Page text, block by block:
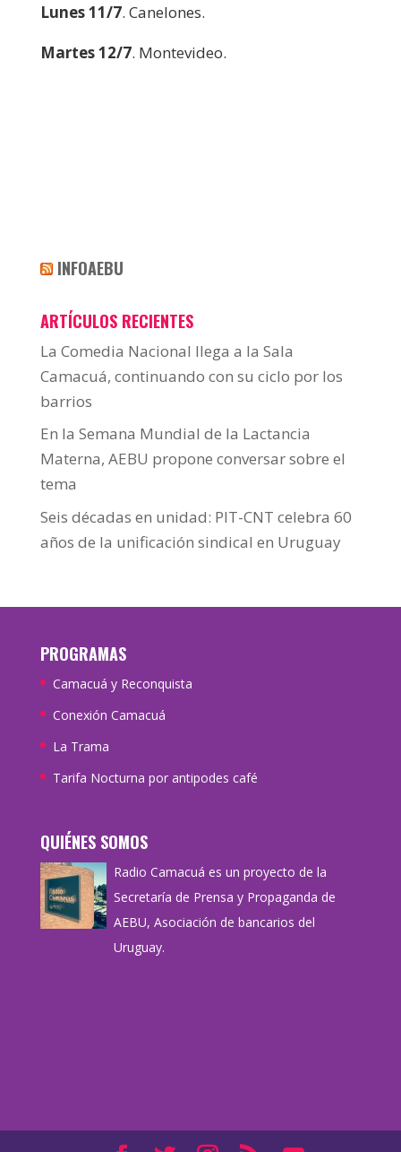
Lunes 11/7. Canelones.
Martes 12/7. Montevideo.
INFOAEBU
ARTÍCULOS RECIENTES
La Comedia Nacional llega a la Sala
Camacuá, continuando con su ciclo por los
barrios
En la Semana Mundial de la Lactancia
Materna, AEBU propone conversar sobre el
tema
Seis décadas en unidad: PIT-CNT celebra 60
años de la unificación sindical en Uruguay
PROGRAMAS
Camacuá y Reconquista
Conexión Camacuá
La Trama
Tarifa Nocturna por antipodes café
QUIÉNES SOMOS
Radio Camacuá es un proyecto de la
Secretaría de Prensa y Propaganda de
AEBU, Asociación de bancarios del
Uruguay.